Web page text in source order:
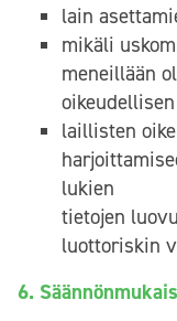
lain
mikäli
meneillään
laillisten
lukien
tietojen
luottoriskin
6.